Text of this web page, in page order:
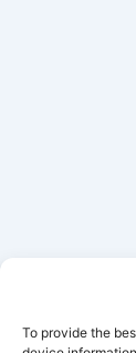
To provide the